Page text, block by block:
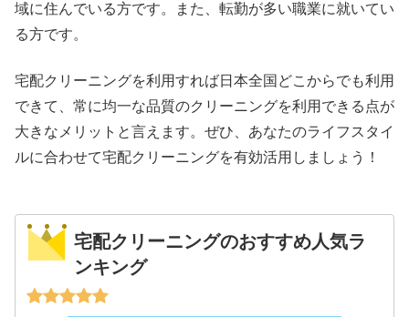
域に住んでいる方です。また、転勤が多い職業に就いてい
る方です。
宅配クリーニングを利用すれば日本全国どこからでも利用
できて、常に均一な品質のクリーニングを利用できる点が
大きなメリットと言えます。ぜひ、あなたのライフスタイ
ルに合わせて宅配クリーニングを有効活用しましょう！
宅配クリーニングのおすすめ人気ラ
ンキング